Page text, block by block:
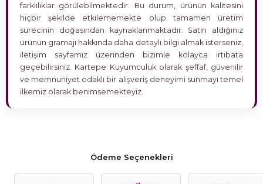
farklılıklar görülebilmektedir. Bu durum, ürünün kalitesini
hiçbir şekilde etkilememekte olup tamamen üretim
sürecinin doğasından kaynaklanmaktadır. Satın aldığınız
ürünün gramajı hakkında daha detaylı bilgi almak isterseniz,
iletişim sayfamız üzerinden bizimle kolayca irtibata
geçebilirsiniz. Kartepe Kuyumculuk olarak şeffaf, güvenilir
ve memnuniyet odaklı bir alışveriş deneyimi sunmayı temel
ilkemiz olarak benimsemekteyiz.
Ödeme Seçenekleri